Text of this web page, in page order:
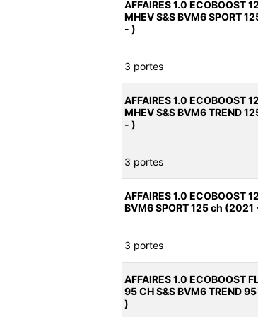
AFFAIRES 1.0 ECOBOOST
MHEV S&S BVM6 SPORT
- )
3 portes
AFFAIRES 1.0 ECOBOOST
MHEV S&S BVM6 TREND
- )
3 portes
AFFAIRES 1.0 ECOBOOST
BVM6 SPORT 125 ch (2021
3 portes
AFFAIRES 1.0 ECOBOOST
95 CH S&S BVM6 TREND
)